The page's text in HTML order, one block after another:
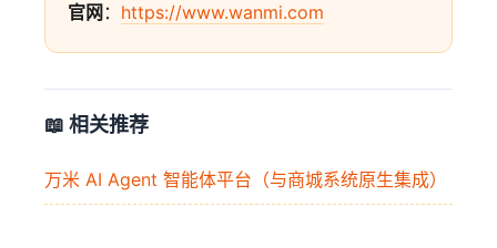
官网 ： https://www.wanmi.com
📖 相关推荐
万米 AI Agent 智能体平台（与商城系统原生集成）